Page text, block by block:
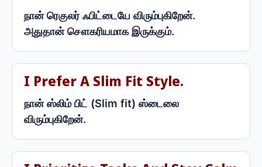
நான் ரெகுலர் ஃபிட்டையே விரும்புகிறேன்.
அதுதான் சௌகரியமாக இருக்கும்.
I Prefer A Slim Fit Style.
நான் ஸ்லிம் பிட் (Slim fit) ஸ்டைலை
விரும்புகிறேன்.